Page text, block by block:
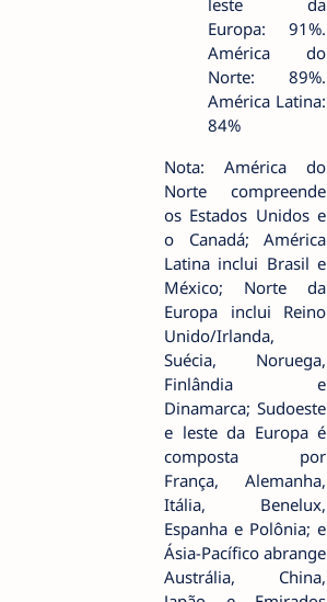
leste da
Europa: 91%.
América do
Norte: 89%.
América Latina:
84%
Nota: América do
Norte compreende
os Estados Unidos e
o Canadá; América
Latina inclui Brasil e
México; Norte da
Europa inclui Reino
Unido/Irlanda,
Suécia, Noruega,
Finlândia e
Dinamarca; Sudoeste
e leste da Europa é
composta por
França, Alemanha,
Itália, Benelux,
Espanha e Polônia; e
Ásia-Pacífico abrange
Austrália, China,